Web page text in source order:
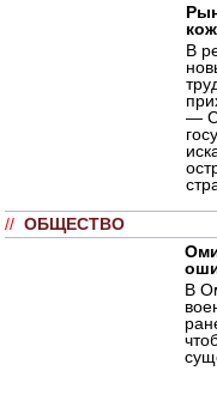
В
—
// ОБЩЕСТВО
В